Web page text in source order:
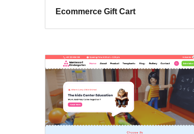
Ecommerce Gift Cart